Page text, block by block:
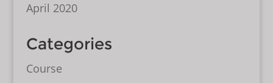
April 2020
Categories
Course